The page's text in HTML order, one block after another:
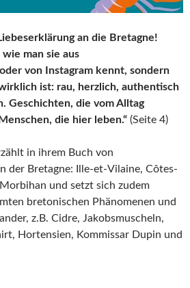
an die Bretagne!
man sie aus
von Instagram kennt, sondern
ist: rau, herzlich, authentisch
Geschichten, die vom Alltag
die hier leben.“ (Seite 4)
in ihrem Buch von
der Bretagne: Ille-et-Vilaine, Côtes-
und setzt sich zudem
bretonischen Phänomenen und
z.B. Cidre, Jakobsmuscheln,
Hortensien, Kommissar Dupin und
Herzensorte zwischen Galette und